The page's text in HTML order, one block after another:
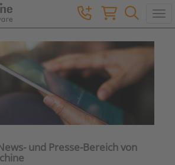
und Presse-Bereich von